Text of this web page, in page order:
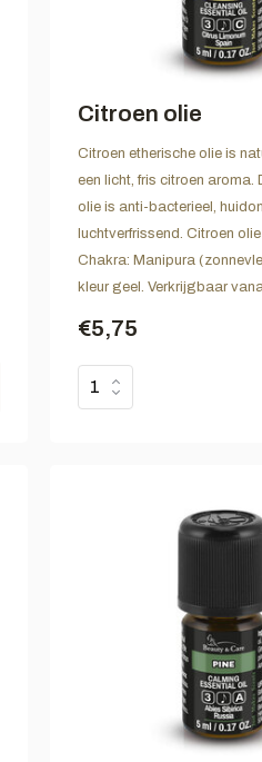
Citroen olie
Citroen etherische olie is
een licht, fris citroen aroma.
olie is anti-bacterieel,
luchtverfrissend. Citroen
Chakra: Manipura
kleur geel. Verkrijgbaar
€5,75